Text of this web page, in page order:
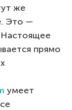
же
Это —
Настоящее
прямо
умеет